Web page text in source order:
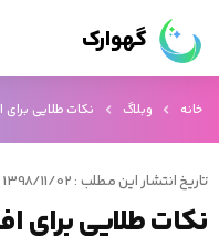
گهوارک
خانه وبلاگ نکات طلایی برای
تاریخ انتشار این مطلب : 1398/11/02 ساعت 00:00:00
نکات طلایی برای